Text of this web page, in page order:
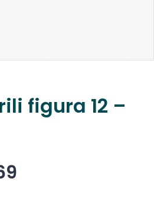
figura 12 –